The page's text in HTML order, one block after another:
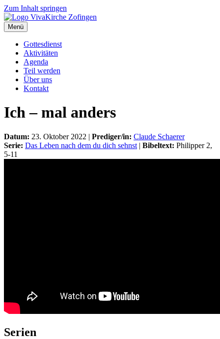
Zum Inhalt springen
Menü
Gottesdienst
Aktivitäten
Agenda
Teil werden
Über uns
Kontakt
Ich – mal anders
Datum: 23. Oktober 2022 | Prediger/in: Claude Schaerer
Serie: Das Leben nach dem du dich sehnst | Bibeltext: Philipper 2,
5-11
Serien